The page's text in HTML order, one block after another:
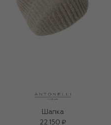
Шапка
22 150 ₽